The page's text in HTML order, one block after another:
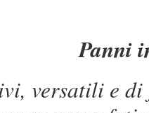
Panni
versatili e